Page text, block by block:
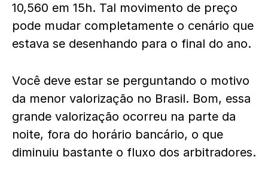
10,560 em 15h. Tal movimento de preço
pode mudar completamente o cenário que
estava se desenhando para o final do ano.
Você deve estar se perguntando o motivo
da menor valorização no Brasil. Bom, essa
grande valorização ocorreu na parte da
noite, fora do horário bancário, o que
diminuiu bastante o fluxo dos arbitradores.